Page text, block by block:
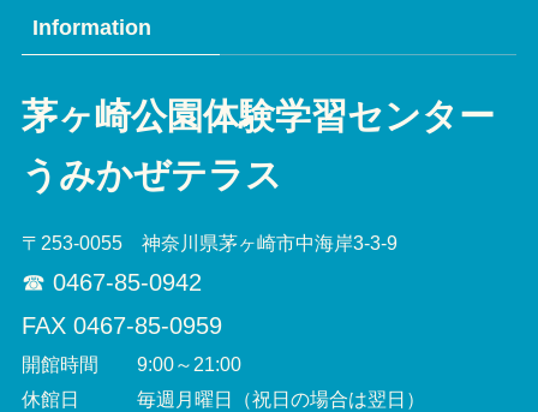
Information
茅ヶ崎公園体験学習センター
うみかぜテラス
〒253-0055 神奈川県茅ヶ崎市中海岸3-3-9
☎︎ 0467-85-0942
FAX 0467-85-0959
開館時間 9:00～21:00
休館日 毎週月曜日（祝日の場合は翌日）